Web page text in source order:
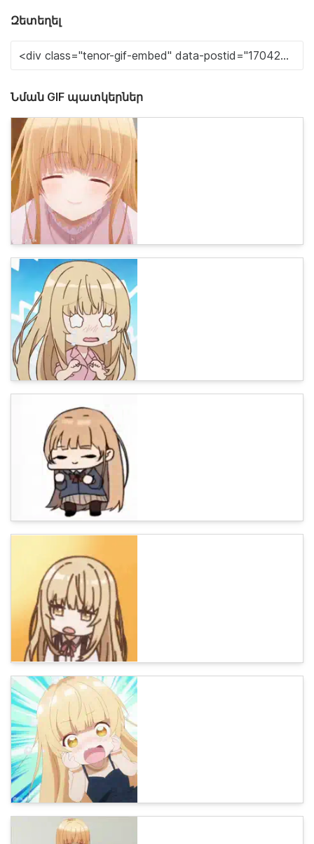
Զետեղել
Նման GIF պատկերներ